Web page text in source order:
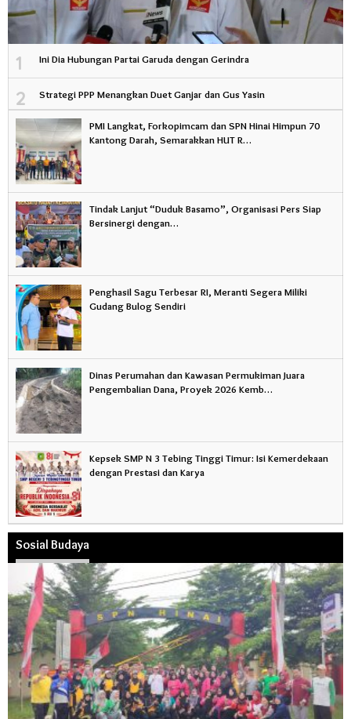
1 Ini Dia Hubungan Partai Garuda dengan Gerindra
2 Strategi PPP Menangkan Duet Ganjar dan Gus Yasin
PMI Langkat, Forkopimcam dan SPN Hinai Himpun 70
Kantong Darah, Semarakkan HUT R…
Tindak Lanjut “Duduk Basamo”, Organisasi Pers Siap
Bersinergi dengan…
Penghasil Sagu Terbesar RI, Meranti Segera Miliki
Gudang Bulog Sendiri
Dinas Perumahan dan Kawasan Permukiman Juara
Pengembalian Dana, Proyek 2026 Kemb…
Kepsek SMP N 3 Tebing Tinggi Timur: Isi Kemerdekaan
dengan Prestasi dan Karya
Sosial Budaya